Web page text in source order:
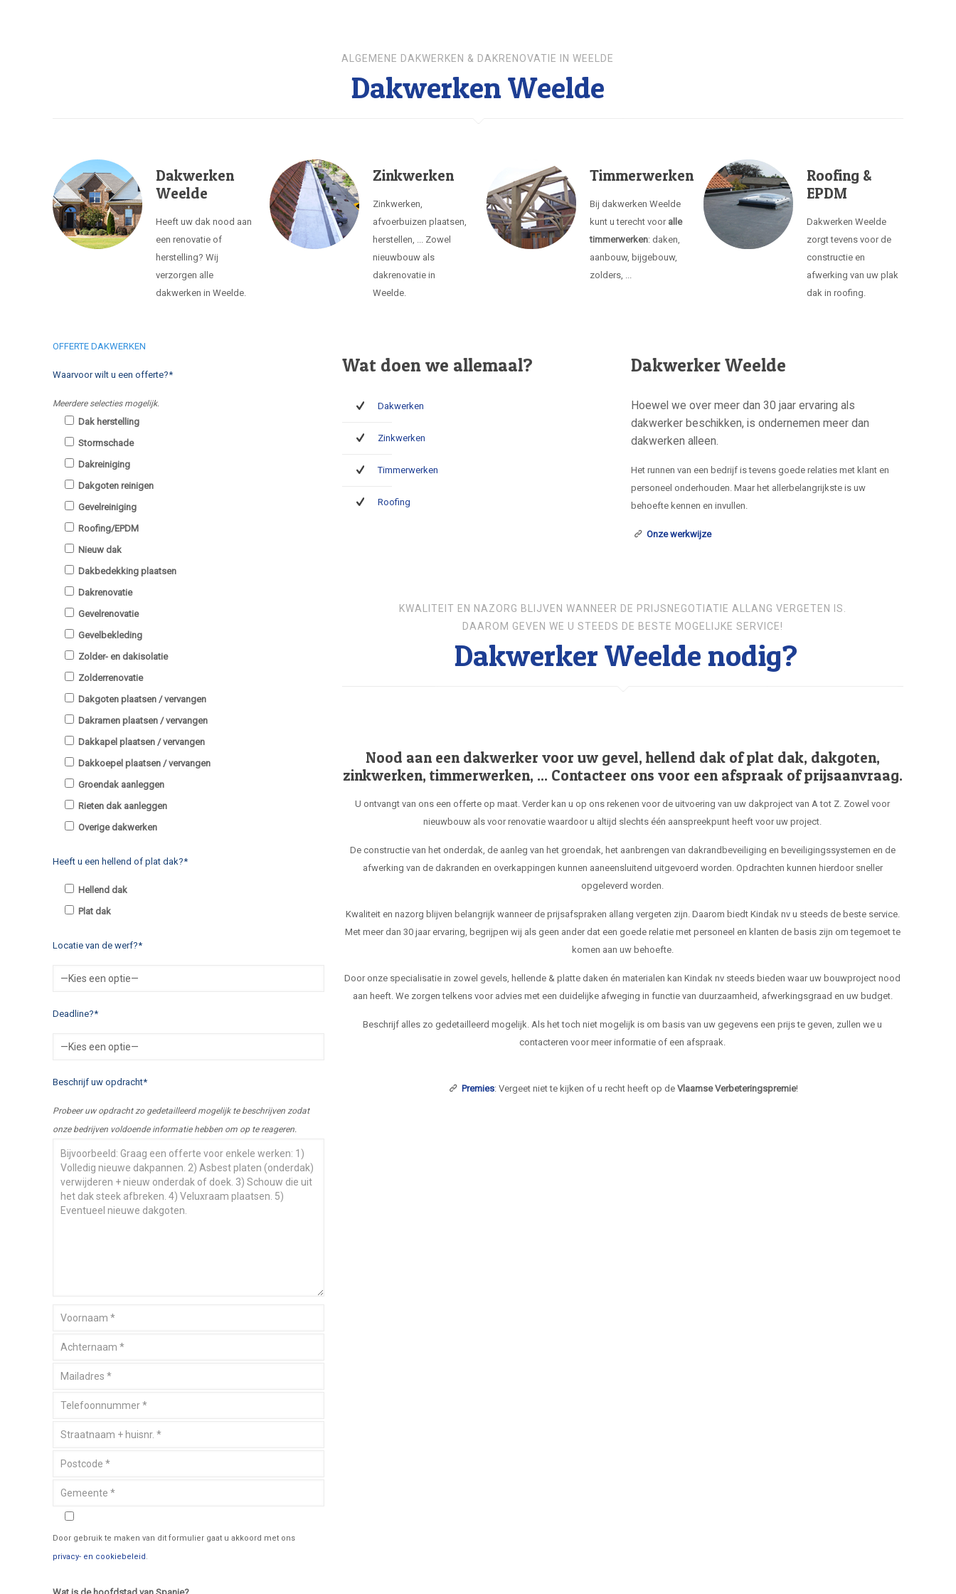
ALGEMENE DAKWERKEN & DAKRENOVATIE IN WEELDE
Dakwerken Weelde
Dakwerken
Weelde
Heeft uw dak nood aan
een renovatie of
herstelling? Wij
verzorgen alle
dakwerken in Weelde.
Zinkwerken
Zinkwerken,
afvoerbuizen plaatsen,
herstellen, ... Zowel
nieuwbouw als
dakrenovatie in
Weelde.
Timmerwerken
Bij dakwerken Weelde
kunt u terecht voor alle
timmerwerken: daken,
aanbouw, bijgebouw,
zolders, ...
Roofing &
EPDM
Dakwerken Weelde
zorgt tevens voor de
constructie en
afwerking van uw plak
dak in roofing.
OFFERTE DAKWERKEN
Waarvoor wilt u een offerte?*
Meerdere selecties mogelijk.
Dak herstelling
Stormschade
Dakreiniging
Dakgoten reinigen
Gevelreiniging
Roofing/EPDM
Nieuw dak
Dakbedekking plaatsen
Dakrenovatie
Gevelrenovatie
Gevelbekleding
Zolder- en dakisolatie
Zolderrenovatie
Dakgoten plaatsen / vervangen
Dakramen plaatsen / vervangen
Dakkapel plaatsen / vervangen
Dakkoepel plaatsen / vervangen
Groendak aanleggen
Rieten dak aanleggen
Overige dakwerken
Heeft u een hellend of plat dak?*
Hellend dak
Plat dak
Locatie van de werf?*
Deadline?*
Beschrijf uw opdracht*
Probeer uw opdracht zo gedetailleerd mogelijk te beschrijven zodat
onze bedrijven voldoende informatie hebben om op te reageren.
Door gebruik te maken van dit formulier gaat u akkoord met ons
privacy- en cookiebeleid.
Wat doen we allemaal?
Dakwerken
Zinkwerken
Timmerwerken
Roofing
Dakwerker Weelde
Hoewel we over meer dan 30 jaar ervaring als
dakwerker beschikken, is ondernemen meer dan
dakwerken alleen.
Het runnen van een bedrijf is tevens goede relaties met klant en
personeel onderhouden. Maar het allerbelangrijkste is uw
behoefte kennen en invullen.
Onze werkwijze
KWALITEIT EN NAZORG BLIJVEN WANNEER DE PRIJSNEGOTIATIE ALLANG VERGETEN IS.
DAAROM GEVEN WE U STEEDS DE BESTE MOGELIJKE SERVICE!
Dakwerker Weelde nodig?
Nood aan een dakwerker voor uw gevel, hellend dak of plat dak, dakgoten,
zinkwerken, timmerwerken, ... Contacteer ons voor een afspraak of prijsaanvraag.
U ontvangt van ons een offerte op maat. Verder kan u op ons rekenen voor de uitvoering van uw dakproject van A tot Z. Zowel voor
nieuwbouw als voor renovatie waardoor u altijd slechts één aanspreekpunt heeft voor uw project.
De constructie van het onderdak, de aanleg van het groendak, het aanbrengen van dakrandbeveiliging en beveiligingssystemen en de
afwerking van de dakranden en overkappingen kunnen aaneensluitend uitgevoerd worden. Opdrachten kunnen hierdoor sneller
opgeleverd worden.
Kwaliteit en nazorg blijven belangrijk wanneer de prijsafspraken allang vergeten zijn. Daarom biedt Kindak nv u steeds de beste service.
Met meer dan 30 jaar ervaring, begrijpen wij als geen ander dat een goede relatie met personeel en klanten de basis zijn om tegemoet te
komen aan uw behoefte.
Door onze specialisatie in zowel gevels, hellende & platte daken én materialen kan Kindak nv steeds bieden waar uw bouwproject nood
aan heeft. We zorgen telkens voor advies met een duidelijke afweging in functie van duurzaamheid, afwerkingsgraad en uw budget.
Beschrijf alles zo gedetailleerd mogelijk. Als het toch niet mogelijk is om basis van uw gegevens een prijs te geven, zullen we u
contacteren voor meer informatie of een afspraak.
Premies: Vergeet niet te kijken of u recht heeft op deVlaamse Verbeteringspremie!